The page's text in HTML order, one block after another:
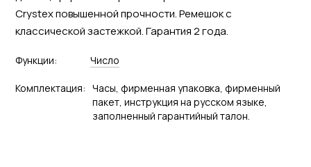
Crystex повышенной прочности. Ремешок с
классической застежкой. Гарантия 2 года.
Функции: Число
Комплектация: Часы, фирменная упаковка, фирменный
пакет, инструкция на русском языке,
заполненный гарантийный талон.